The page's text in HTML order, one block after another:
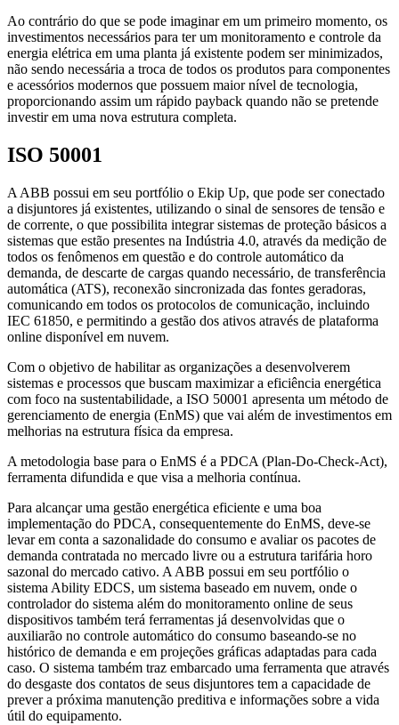
Ao contrário do que se pode imaginar em um primeiro momento, os
investimentos necessários para ter um monitoramento e controle da
energia elétrica em uma planta já existente podem ser minimizados,
não sendo necessária a troca de todos os produtos para componentes
e acessórios modernos que possuem maior nível de tecnologia,
proporcionando assim um rápido payback quando não se pretende
investir em uma nova estrutura completa.
ISO 50001
A ABB possui em seu portfólio o Ekip Up, que pode ser conectado
a disjuntores já existentes, utilizando o sinal de sensores de tensão e
de corrente, o que possibilita integrar sistemas de proteção básicos a
sistemas que estão presentes na Indústria 4.0, através da medição de
todos os fenômenos em questão e do controle automático da
demanda, de descarte de cargas quando necessário, de transferência
automática (ATS), reconexão sincronizada das fontes geradoras,
comunicando em todos os protocolos de comunicação, incluindo
IEC 61850, e permitindo a gestão dos ativos através de plataforma
online disponível em nuvem.
Com o objetivo de habilitar as organizações a desenvolverem
sistemas e processos que buscam maximizar a eficiência energética
com foco na sustentabilidade, a ISO 50001 apresenta um método de
gerenciamento de energia (EnMS) que vai além de investimentos em
melhorias na estrutura física da empresa.
A metodologia base para o EnMS é a PDCA (Plan-Do-Check-Act),
ferramenta difundida e que visa a melhoria contínua.
Para alcançar uma gestão energética eficiente e uma boa
implementação do PDCA, consequentemente do EnMS, deve-se
levar em conta a sazonalidade do consumo e avaliar os pacotes de
demanda contratada no mercado livre ou a estrutura tarifária horo
sazonal do mercado cativo. A ABB possui em seu portfólio o
sistema Ability EDCS, um sistema baseado em nuvem, onde o
controlador do sistema além do monitoramento online de seus
dispositivos também terá ferramentas já desenvolvidas que o
auxiliarão no controle automático do consumo baseando-se no
histórico de demanda e em projeções gráficas adaptadas para cada
caso. O sistema também traz embarcado uma ferramenta que através
do desgaste dos contatos de seus disjuntores tem a capacidade de
prever a próxima manutenção preditiva e informações sobre a vida
útil do equipamento.